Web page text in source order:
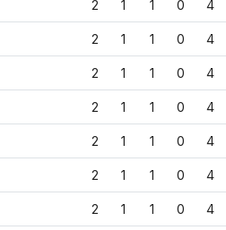
2 1 1 0 4
2 1 1 0 4
2 1 1 0 4
2 1 1 0 4
2 1 1 0 4
2 1 1 0 4
2 1 1 0 4